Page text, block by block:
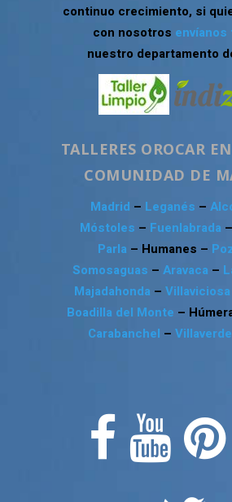
continuo crecimiento, si
con nosotros envíanos
nuestro departamento
TALLERES OROCAR
COMUNIDAD DE
Madrid – Leganés –
Móstoles – Fuenlabrada –
Parla – Humanes –
Somosaguas – Aravaca –
Majadahonda –
Boadilla del Monte –
Carabanchel – Villaverde